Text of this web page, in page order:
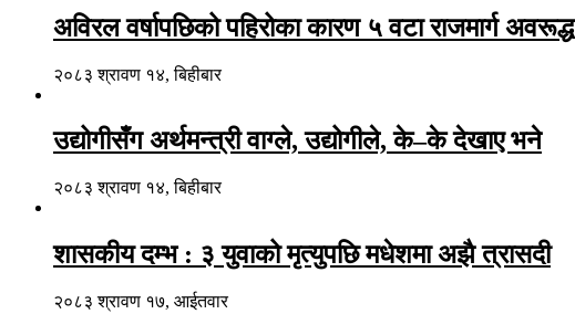
अविरल वर्षापछिको पहिरोका कारण ५ वटा राजमार्ग अवरूद्ध
२०८३ श्रावण १४, बिहीबार
उद्योगीसँग अर्थमन्त्री वाग्ले, उद्योगीले, के–के देखाए भने
२०८३ श्रावण १४, बिहीबार
शासकीय दम्भ : ३ युवाको मृत्युपछि मधेशमा अझै त्रासदी
२०८३ श्रावण १७, आईतवार